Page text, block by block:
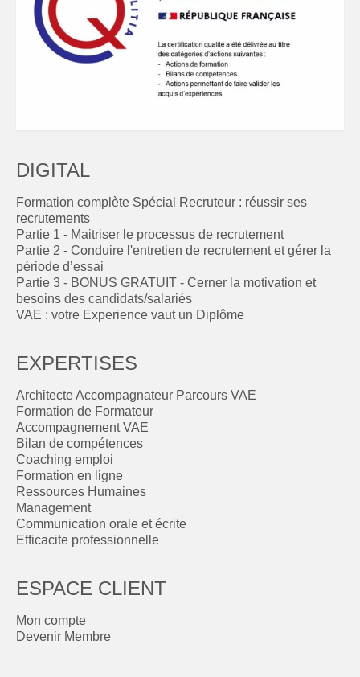
DIGITAL
Formation complète Spécial Recruteur : réussir ses
recrutements
Partie 1 - Maitriser le processus de recrutement
Partie 2 - Conduire l'entretien de recrutement et gérer la
période d’essai
Partie 3 - BONUS GRATUIT - Cerner la motivation et
besoins des candidats/salariés
VAE : votre Experience vaut un Diplôme
EXPERTISES
Architecte Accompagnateur Parcours VAE
Formation de Formateur
Accompagnement VAE
Bilan de compétences
Coaching emploi
Formation en ligne
Ressources Humaines
Management
Communication orale et écrite
Efficacite professionnelle
ESPACE CLIENT
Mon compte
Devenir Membre